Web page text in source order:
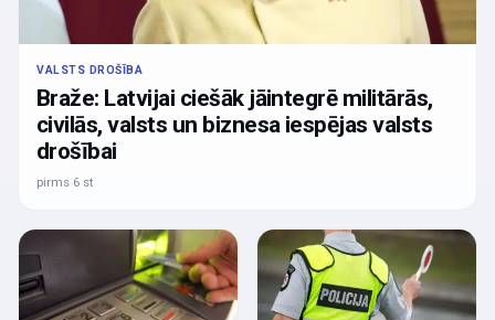
VALSTS DROŠĪBA
Braže: Latvijai ciešāk jāintegrē militārās,
civilās, valsts un biznesa iespējas valsts
drošībai
pirms 6 st